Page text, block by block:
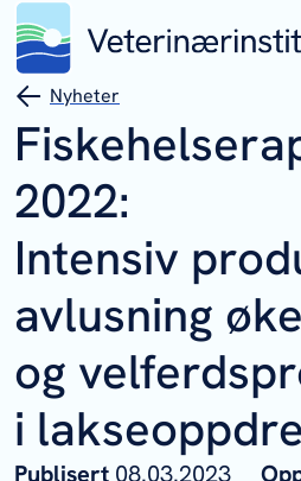
Nyheter
2022:
Intensiv
avlusning
og
i
Publisert 08.03.2023